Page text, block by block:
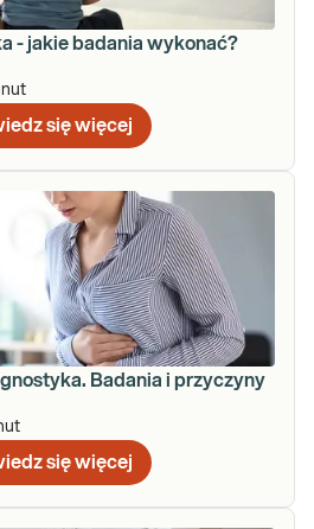
- jakie badania wykonać?
się więcej
Badania i przyczyny
się więcej